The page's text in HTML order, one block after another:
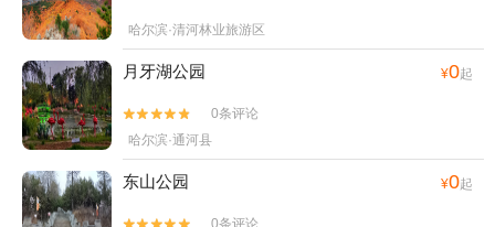
哈尔滨·清河林业旅游区
月牙湖公园 ¥0起


0条评论
哈尔滨·通河县
东山公园 ¥0起

 0条评论